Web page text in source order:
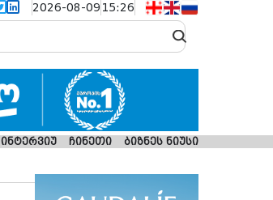
2026-08-09 15:26
ინტერვიუ ჩინეთი ბიზნეს ნიუსი